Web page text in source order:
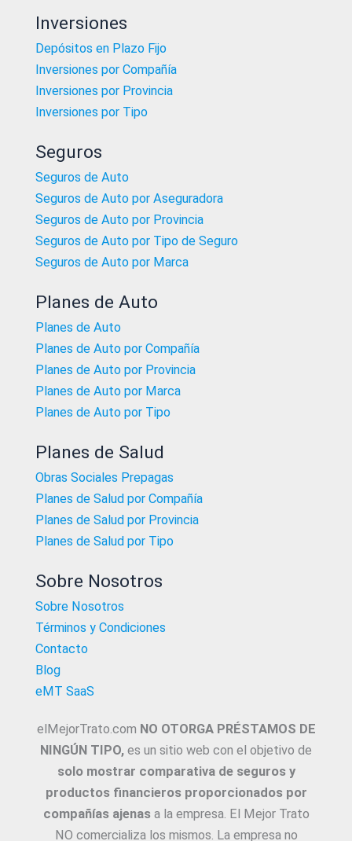
Inversiones
Depósitos en Plazo Fijo
Inversiones por Compañía
Inversiones por Provincia
Inversiones por Tipo
Seguros
Seguros de Auto
Seguros de Auto por Aseguradora
Seguros de Auto por Provincia
Seguros de Auto por Tipo de Seguro
Seguros de Auto por Marca
Planes de Auto
Planes de Auto
Planes de Auto por Compañía
Planes de Auto por Provincia
Planes de Auto por Marca
Planes de Auto por Tipo
Planes de Salud
Obras Sociales Prepagas
Planes de Salud por Compañía
Planes de Salud por Provincia
Planes de Salud por Tipo
Sobre Nosotros
Sobre Nosotros
Términos y Condiciones
Contacto
Blog
eMT SaaS
elMejorTrato.com NO OTORGA PRÉSTAMOS DE
NINGÚN TIPO, es un sitio web con el objetivo de
solo mostrar comparativa de seguros y
productos financieros proporcionados por
compañías ajenasa la empresa. El Mejor Trato
NO comercializa los mismos. La empresa no